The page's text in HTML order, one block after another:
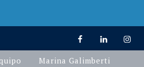
facebooklinkedin
Marina Galimberti